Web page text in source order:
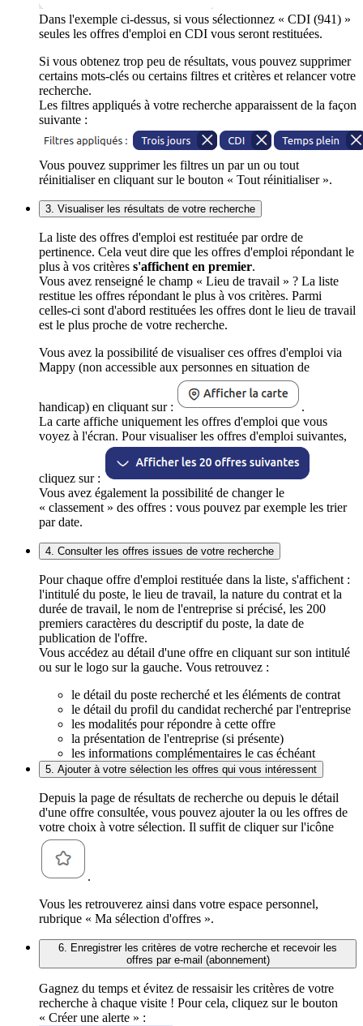
Dans l'exemple ci-dessus, si vous sélectionnez « CDI (941) »
seules les offres d'emploi en CDI vous seront restituées.
Si vous obtenez trop peu de résultats, vous pouvez supprimer
certains mots-clés ou certains filtres et critères et relancer votre
recherche.
Les filtres appliqués à votre recherche apparaissent de la façon
suivante :
Vous pouvez supprimer les filtres un par un ou tout
réinitialiser en cliquant sur le bouton « Tout réinitialiser ».
3. Visualiser les résultats de votre recherche
La liste des offres d'emploi est restituée par ordre de
pertinence. Cela veut dire que les offres d'emploi répondant le
plus à vos critères s'affichent en premier.
Vous avez renseigné le champ « Lieu de travail » ? La liste
restitue les offres répondant le plus à vos critères. Parmi
celles-ci sont d'abord restituées les offres dont le lieu de travail
est le plus proche de votre recherche.
Vous avez la possibilité de visualiser ces offres d'emploi via
Mappy (non accessible aux personnes en situation de
handicap) en cliquant sur :
.
La carte affiche uniquement les offres d'emploi que vous
voyez à l'écran. Pour visualiser les offres d'emploi suivantes,
cliquez sur :
Vous avez également la possibilité de changer le
« classement » des offres : vous pouvez par exemple les trier
par date.
4. Consulter les offres issues de votre recherche
Pour chaque offre d'emploi restituée dans la liste, s'affichent :
l'intitulé du poste, le lieu de travail, la nature du contrat et la
durée de travail, le nom de l'entreprise si précisé, les 200
premiers caractères du descriptif du poste, la date de
publication de l'offre.
Vous accédez au détail d'une offre en cliquant sur son intitulé
ou sur le logo sur la gauche. Vous retrouvez :
le détail du poste recherché et les éléments de contrat
le détail du profil du candidat recherché par l'entreprise
les modalités pour répondre à cette offre
la présentation de l'entreprise (si présente)
les informations complémentaires le cas échéant
5. Ajouter à votre sélection les offres qui vous intéressent
Depuis la page de résultats de recherche ou depuis le détail
d'une offre consultée, vous pouvez ajouter la ou les offres de
votre choix à votre sélection. Il suffit de cliquer sur l'icône
.
Vous les retrouverez ainsi dans votre espace personnel,
rubrique « Ma sélection d'offres ».
6. Enregistrer les critères de votre recherche et recevoir les
offres par e-mail (abonnement)
Gagnez du temps et évitez de ressaisir les critères de votre
recherche à chaque visite ! Pour cela, cliquez sur le bouton
« Créer une alerte » :